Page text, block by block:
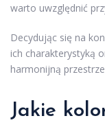
warto uwzględnić
Decydując się na
ich charakterystyką
harmonijną
Jakie